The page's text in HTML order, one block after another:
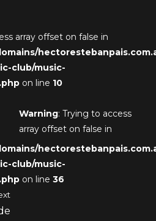
array offset on false in
club/music-
on line 10
Warning: Trying to access
array offset on false in
club/music-
on line 36